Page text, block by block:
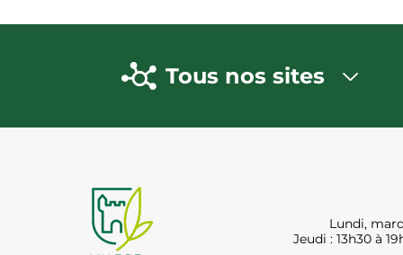
Tous nos sites
Lundi,
Jeudi : 13h30 à